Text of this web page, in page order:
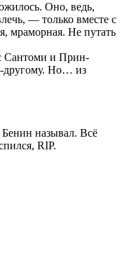
Оно, ведь,
— только вместе с
мраморная. Не путать
с Сантоми и Прин-
другому. Но… из
называл. Всё
RIP.